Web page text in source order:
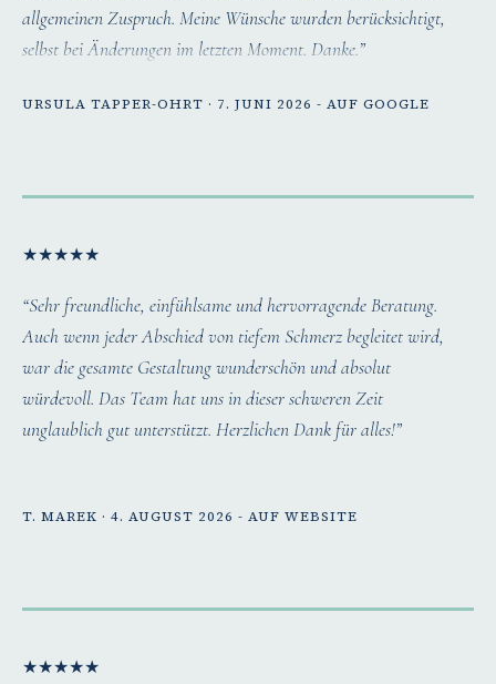
allgemeinen Zuspruch. Meine Wünsche wurden berücksichtigt,
selbst bei Änderungen im letzten Moment. Danke.”
URSULA TAPPER-OHRT · 7. JUNI 2026 - AUF GOOGLE
★★★★★
“Sehr freundliche, einfühlsame und hervorragende Beratung.
Auch wenn jeder Abschied von tiefem Schmerz begleitet wird,
war die gesamte Gestaltung wunderschön und absolut
würdevoll. Das Team hat uns in dieser schweren Zeit
unglaublich gut unterstützt. Herzlichen Dank für alles!”
T. MAREK · 4. AUGUST 2026 - AUF WEBSITE
★★★★★